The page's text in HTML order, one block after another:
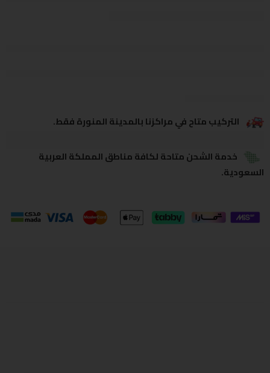
التركيب متاح في مراكزنا بالمدينة المنورة فقط.
خدمة الشحن متاحة لكافة مناطق المملكة العربية
السعودية.